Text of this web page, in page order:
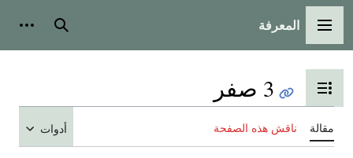
القائمة الرئيسية
المعرفة بحث
تبديل عرض جدول المحتويات
3 صفر
مقالة ناقش هذه الصفحة أدوات